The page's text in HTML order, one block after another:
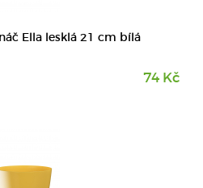
Ella lesklá 21 cm bílá
74 Kč